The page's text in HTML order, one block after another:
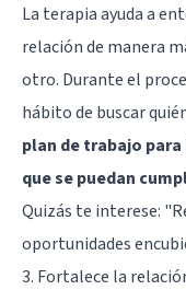
La terapia ayuda a
relación de manera
otro. Durante el
hábito de buscar
plan de trabajo
que se puedan
Quizás te interese:
oportunidades
3. Fortalece la